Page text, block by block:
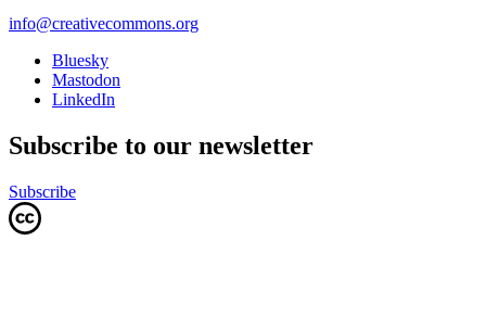
info@creativecommons.org
Bluesky
Mastodon
LinkedIn
Subscribe to our newsletter
Subscribe